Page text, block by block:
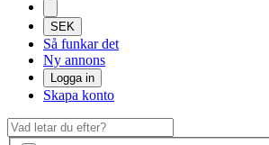
SEK
Så funkar det
Ny annons
Logga in
Skapa konto